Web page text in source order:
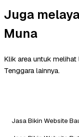
Juga
Muna
Klik area untuk
Tenggara lainnya.
Jasa Bikin Website